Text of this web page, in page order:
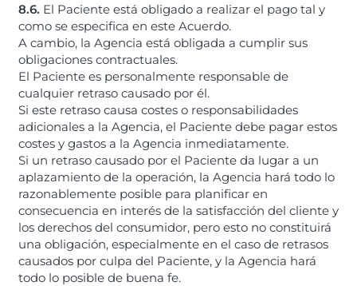
8.6. El Paciente está obligado a realizar el pago tal y
como se especifica en este Acuerdo.
A cambio, la Agencia está obligada a cumplir sus
obligaciones contractuales.
El Paciente es personalmente responsable de
cualquier retraso causado por él.
Si este retraso causa costes o responsabilidades
adicionales a la Agencia, el Paciente debe pagar estos
costes y gastos a la Agencia inmediatamente.
Si un retraso causado por el Paciente da lugar a un
aplazamiento de la operación, la Agencia hará todo lo
razonablemente posible para planificar en
consecuencia en interés de la satisfacción del cliente y
los derechos del consumidor, pero esto no constituirá
una obligación, especialmente en el caso de retrasos
causados por culpa del Paciente, y la Agencia hará
todo lo posible de buena fe.